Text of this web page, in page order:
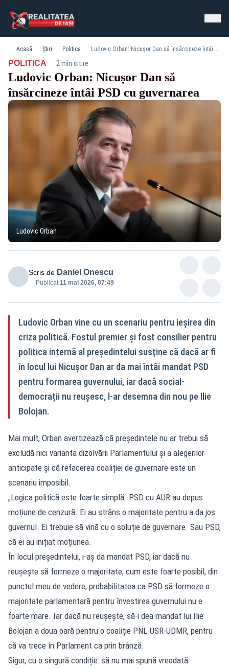
Acasă Știri Politica Ludovic Orban: Nicușor Dan să însărcineze întâi PSD cu guvernarea
POLITICA· 2 min citire
Ludovic Orban: Nicușor Dan să
însărcineze întâi PSD cu guvernarea
Ludovic Orban
Scris de Daniel Onescu
Publicat:11 mai 2026, 07:49
Ludovic Orban vine cu un scenariu pentru ieșirea din
criza politică. Fostul premier și fost consilier pentru
politica internă al președintelui susține că dacă ar fi
în locul lui Nicușor Dan ar da mai întâi mandat PSD
pentru formarea guvernului, iar dacă social-
democrații nu reușesc, l-ar desemna din nou pe Ilie
Bolojan.
Mai mult, Orban avertizează că președintele nu ar trebui să
excludă nici varianta dizolvării Parlamentului și a alegerilor
anticipate și că refacerea coaliției de guvernare este un
scenariu imposibil.
„Logica politică este foarte simplă. PSD cu AUR au depus
moțiune de cenzură. Ei au strâns o majoritate pentru a da jos
guvernul. Ei trebuie să vină cu o soluție de guvernare. Sau PSD,
că ei au inițiat moțiunea.
În locul președintelui, i-aș da mandat PSD, iar dacă nu
reușește să formeze o majoritate, cum este foarte posibil, din
punctul meu de vedere, probabilitatea ca PSD să formeze o
majoritate parlamentară pentru învestirea guvernului nu e
foarte mare. Iar dacă nu reușește, să-i dea mandat lui Ilie
Bolojan a doua oară pentru o coaliție PNL-USR-UDMR, pentru
că va trece în Parlament ca prin brânză.
Sigur, cu o singură condiție: să nu mai spună vreodată